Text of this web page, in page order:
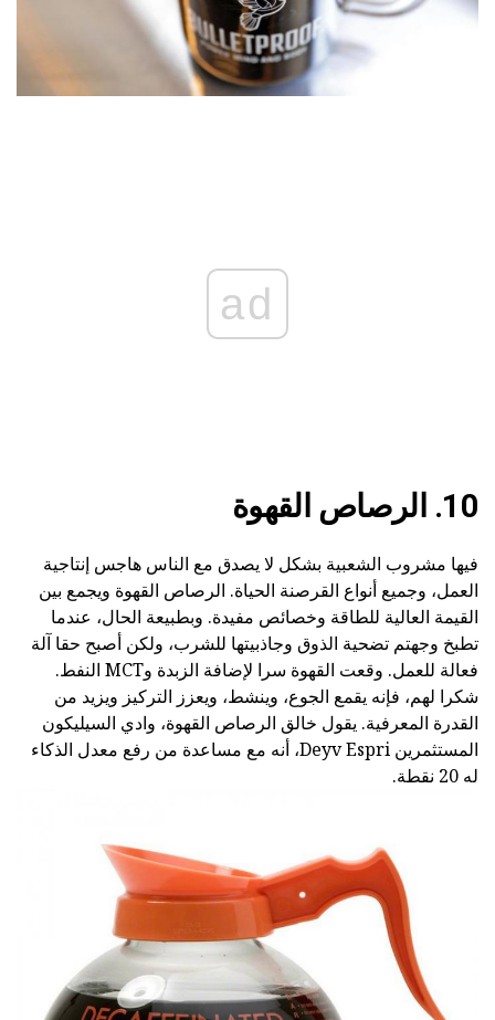
ad
10. الرصاص القهوة
فيها مشروب الشعبية بشكل لا يصدق مع الناس هاجس إنتاجية
العمل، وجميع أنواع القرصنة الحياة. الرصاص القهوة ويجمع بين
القيمة العالية للطاقة وخصائص مفيدة. وبطبيعة الحال، عندما
تطبخ وجهتم تضحية الذوق وجاذبيتها للشرب، ولكن أصبح حقا آلة
فعالة للعمل. وقعت القهوة سرا لإضافة الزبدة وMCT النفط.
شكرا لهم، فإنه يقمع الجوع، وينشط، ويعزز التركيز ويزيد من
القدرة المعرفية. يقول خالق الرصاص القهوة، وادي السيليكون
المستثمرين Deyv Espri، أنه مع مساعدة من رفع معدل الذكاء
له 20 نقطة.